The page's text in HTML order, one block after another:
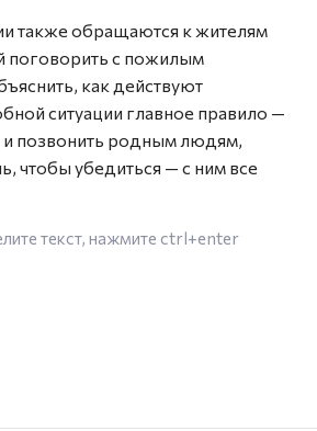
также обращаются к жителям
поговорить с пожилым
как действуют
ситуации главное правило —
и позвонить родным людям,
чтобы убедиться — с ним все
текст, нажмите ctrl+enter